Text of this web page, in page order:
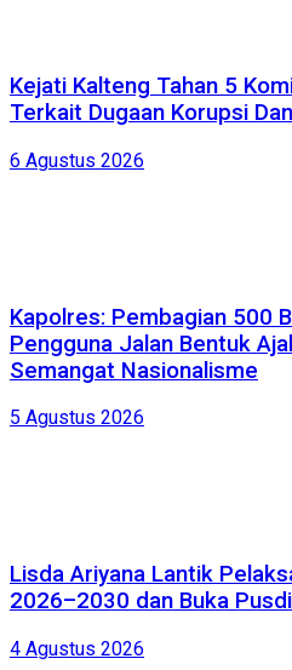
Kejati Kalteng Tahan 5
Terkait Dugaan Korupsi
6 Agustus 2026
Kapolres: Pembagian 500
Pengguna Jalan Bentuk
Semangat Nasionalisme
5 Agustus 2026
Lisda Ariyana Lantik
2026–2030 dan Buka
4 Agustus 2026